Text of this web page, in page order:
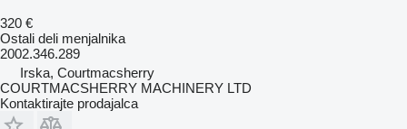
320 €
Ostali deli menjalnika
2002.346.289
Irska, Courtmacsherry
COURTMACSHERRY MACHINERY LTD
Kontaktirajte prodajalca